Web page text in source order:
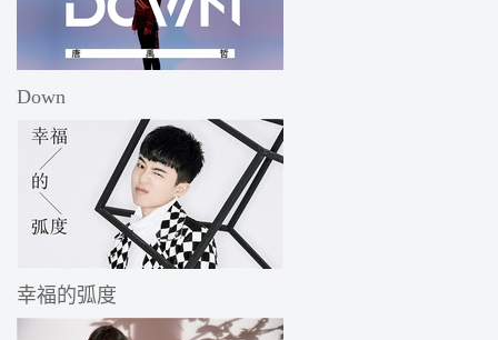
Down
幸福的弧度